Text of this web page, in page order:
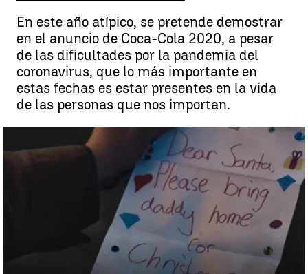
En este año atípico, se pretende demostrar
en el anuncio de Coca-Cola 2020, a pesar
de las dificultades por la pandemia del
coronavirus, que lo más importante en
estas fechas es estar presentes en la vida
de las personas que nos importan.
'La Carta', así es el emocionante anuncio de Coca-Cola esta
Navidad |antena3.com
Antena 3 Noticias
16 de noviembre de 2020, 15:21
16 de noviembre de 2020, 12:20